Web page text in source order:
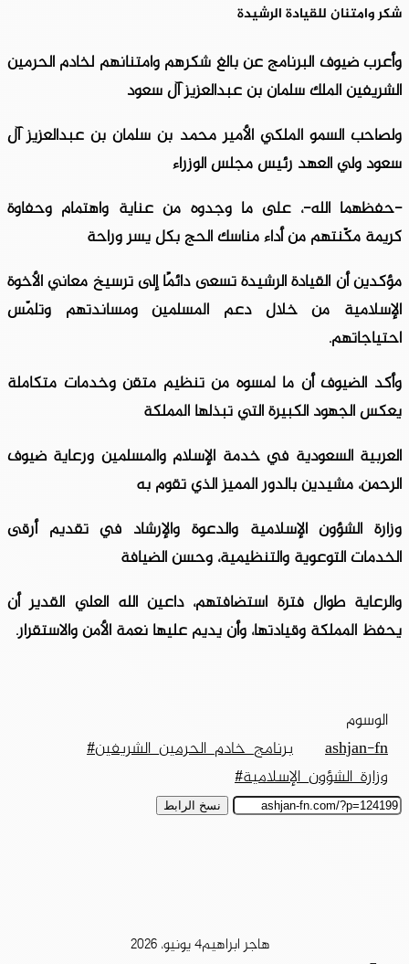
شكر وامتنان للقيادة الرشيدة
وأعرب ضيوف البرنامج عن بالغ شكرهم وامتنانهم لخادم الحرمين
الشريفين الملك سلمان بن عبدالعزيز آل سعود
ولصاحب السمو الملكي الأمير محمد بن سلمان بن عبدالعزيز آل
سعود ولي العهد رئيس مجلس الوزراء
-حفظهما الله-، على ما وجدوه من عناية واهتمام وحفاوة
كريمة مكّنتهم من أداء مناسك الحج بكل يسر وراحة
مؤكدين أن القيادة الرشيدة تسعى دائمًا إلى ترسيخ معاني الأخوة
الإسلامية من خلال دعم المسلمين ومساندتهم وتلمّس
احتياجاتهم.
وأكد الضيوف أن ما لمسوه من تنظيم متقن وخدمات متكاملة
يعكس الجهود الكبيرة التي تبذلها المملكة
العربية السعودية في خدمة الإسلام والمسلمين ورعاية ضيوف
الرحمن، مشيدين بالدور المميز الذي تقوم به
وزارة الشؤون الإسلامية والدعوة والإرشاد في تقديم أرقى
الخدمات التوعوية والتنظيمية، وحسن الضيافة
والرعاية طوال فترة استضافتهم، داعين الله العلي القدير أن
يحفظ المملكة وقيادتها، وأن يديم عليها نعمة الأمن والاستقرار.
الوسوم
ashjan-fn
برنامج_خادم_الحرمين_الشريفين#
وزارة_الشؤون_الإسلامية#
نسخ الرابط
هاجر ابراهيم4 يونيو، 2026